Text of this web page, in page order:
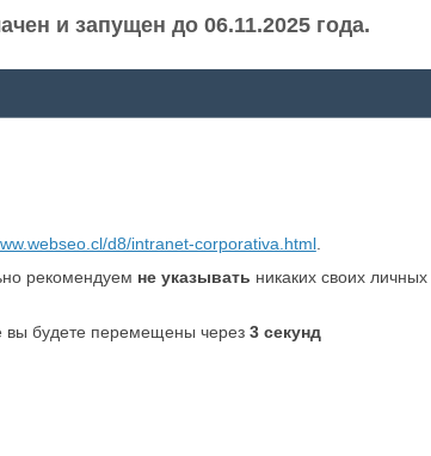
и запущен до 06.11.2025 года.
d8/intranet-corporativa.html.
рекомендуем не указывать никаких своих
вы будете перемещены через 3секунд